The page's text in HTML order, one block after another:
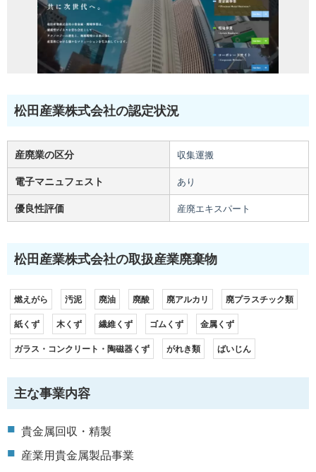
松田産業株式会社の認定状況
産廃業の区分 収集運搬
電子マニュフェスト あり
優良性評価 産廃エキスパート
松田産業株式会社の取扱産業廃棄物
燃えがら 汚泥 廃油 廃酸 廃アルカリ
廃プラスチック類
紙くず
木くず 繊維くず ゴムくず
金属くず
ガラス・コンクリート・陶磁器くず
がれき類 ばいじん
主な事業内容
貴金属回収・精製
産業用貴金属製品事業